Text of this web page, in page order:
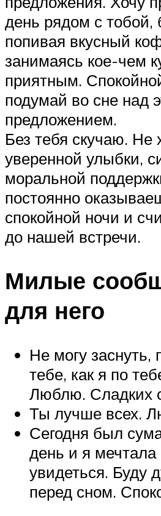
день рядом с тобой,
попивая вкусный
занимаясь кое-чем
приятным.
подумай во сне над
предложением.
Без тебя скучаю. Не
уверенной улыбки,
моральной
постоянно
спокойной ночи и
до нашей встречи.
Милые
для него
Не могу заснуть,
тебе, как я по
Люблю. Сладких
Ты лучше всех.
Сегодня был
день и я мечтала
увидеться. Буду
перед сном.